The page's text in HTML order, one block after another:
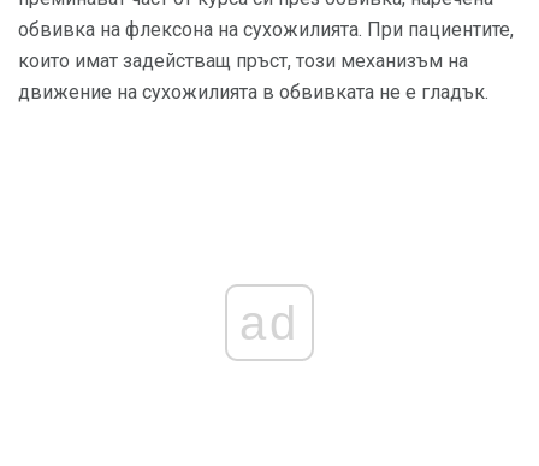
обвивка на флексона на сухожилията. При пациентите,
които имат задействащ пръст, този механизъм на
движение на сухожилията в обвивката не е гладък.
ad